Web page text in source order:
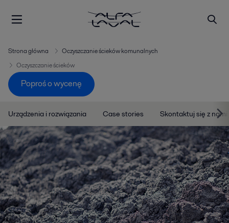
Strona główna
Oczyszczanie ścieków komunalnych
Oczyszczanie ścieków
Poproś o wycenę
Urządzenia i rozwiązania Case stories Skontaktuj się z nami